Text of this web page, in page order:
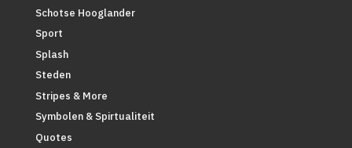
Schotse Hooglander
Sport
Splash
Steden
Stripes & More
Symbolen & Spirtualiteit
Quotes